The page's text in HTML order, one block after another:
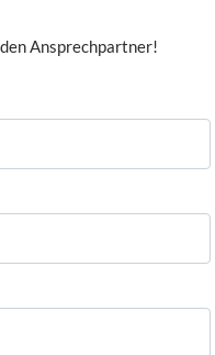
Ansprechpartner!